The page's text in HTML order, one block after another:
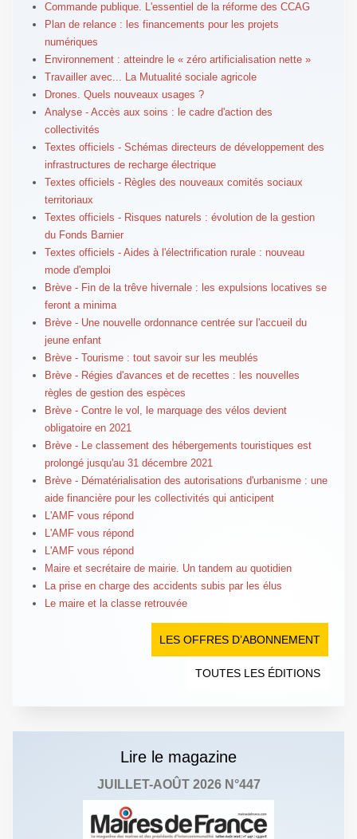
Commande publique. L'essentiel de la réforme des CCAG
Plan de relance : les financements pour les projets
numériques
Environnement : atteindre le « zéro artificialisation nette »
Travailler avec... La Mutualité sociale agricole
Drones. Quels nouveaux usages ?
Analyse - Accès aux soins : le cadre d'action des
collectivités
Textes officiels - Schémas directeurs de développement des
infrastructures de recharge électrique
Textes officiels - Règles des nouveaux comités sociaux
territoriaux
Textes officiels - Risques naturels : évolution de la gestion
du Fonds Barnier
Textes officiels - Aides à l'électrification rurale : nouveau
mode d'emploi
Brève - Fin de la trêve hivernale : les expulsions locatives se
feront a minima
Brève - Une nouvelle ordonnance centrée sur l'accueil du
jeune enfant
Brève - Tourisme : tout savoir sur les meublés
Brève - Régies d'avances et de recettes : les nouvelles
règles de gestion des espèces
Brève - Contre le vol, le marquage des vélos devient
obligatoire en 2021
Brève - Le classement des hébergements touristiques est
prolongé jusqu'au 31 décembre 2021
Brève - Dématérialisation des autorisations d'urbanisme : une
aide financière pour les collectivités qui anticipent
L'AMF vous répond
L'AMF vous répond
L'AMF vous répond
Maire et secrétaire de mairie. Un tandem au quotidien
La prise en charge des accidents subis par les élus
Le maire et la classe retrouvée
LES OFFRES D’ABONNEMENT
TOUTES LES ÉDITIONS
Lire le magazine
JUILLET-AOÛT 2026 N°447